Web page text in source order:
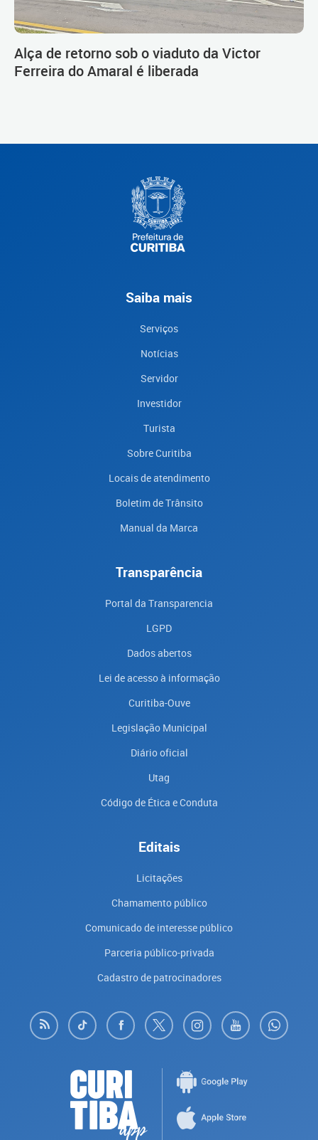
Alça de retorno sob o viaduto da Victor
Ferreira do Amaral é liberada
Saiba mais
Serviços
Notícias
Servidor
Investidor
Turista
Sobre Curitiba
Locais de atendimento
Boletim de Trânsito
Manual da Marca
Transparência
Portal da Transparencia
LGPD
Dados abertos
Lei de acesso à informação
Curitiba-Ouve
Legislação Municipal
Diário oficial
Utag
Código de Ética e Conduta
Editais
Licitações
Chamamento público
Comunicado de interesse público
Parceria público-privada
Cadastro de patrocinadores